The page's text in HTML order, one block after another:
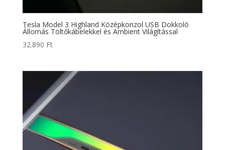
Tesla Model 3 Highland Középkonzol USB Dokkoló
Állomás Töltőkábelekkel és Ambient Világítással
32.890 Ft